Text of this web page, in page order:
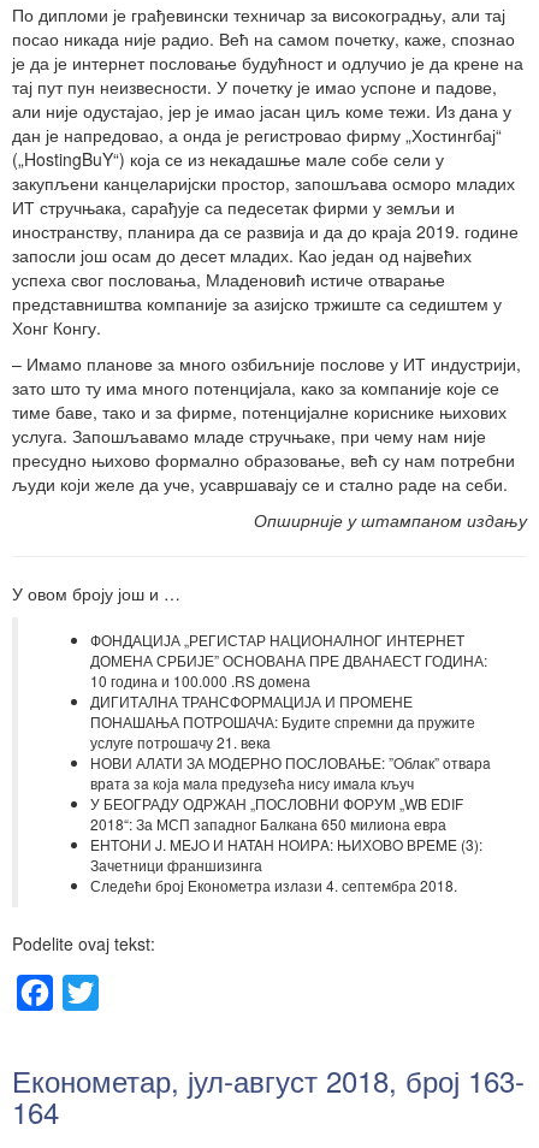
По дипломи је грађевински техничар за високоградњу, али тај
посао никада није радио. Већ на самом почетку, каже, спознао
је да је интернет пословање будућност и одлучио је да крене на
тај пут пун неизвесности. У почетку је имао успоне и падове,
али није одустајао, јер је имао јасан циљ коме тежи. Из дана у
дан је напредовао, а онда је регистровао фирму „Хостингбај“
(„HostingBuY“) која се из некадашње мале собе сели у
закупљени канцеларијски простор, запошљава осморо младих
ИТ стручњака, сарађује са педесетак фирми у земљи и
иностранству, планира да се развија и да до краја 2019. године
запосли још осам до десет младих. Као један од највећих
успеха свог пословања, Младеновић истиче отварање
представништва компаније за азијско тржиште са седиштем у
Хонг Конгу.
– Имамо планове за много озбиљније послове у ИТ индустрији,
зато што ту има много потенцијала, како за компаније које се
тиме баве, тако и за фирме, потенцијалне кориснике њихових
услуга. Запошљавамо младе стручњаке, при чему нам није
пресудно њихово формално образовање, већ су нам потребни
људи који желе да уче, усавршавају се и стално раде на себи.
Опширније у штампаном издању
У овом броју још и …
ФОНДАЦИЈА „РЕГИСТАР НАЦИОНАЛНОГ ИНТЕРНЕТ
ДОМЕНА СРБИЈЕ” ОСНОВАНА ПРЕ ДВАНАЕСТ ГОДИНА:
10 година и 100.000 .RS домена
ДИГИТАЛНА ТРАНСФОРМАЦИЈА И ПРОМЕНЕ
ПОНАШАЊА ПОТРОШАЧА: Будите спремни да пружите
услугe пoтрoшaчу 21. вeкa
НОВИ АЛАТИ ЗА МОДЕРНО ПОСЛОВАЊЕ: ”Oблaк” oтвaрa
врaтa зa кoja мaлa прeдузeћa нису имaла кључ
У БЕОГРАДУ ОДРЖАН „ПОСЛОВНИ ФОРУМ „WB EDIF
2018“: За МСП западног Балкана 650 милиона евра
EНTOНИ J. MEJO И НATAН НOИРA: ЊИХOВO ВРEME (3):
Зачетници франшизинга
Следећи број Економетра излази 4. септембра 2018.
Podelite ovaj tekst:
Facebook
Економетар, јул-август 2018, број 163-
164